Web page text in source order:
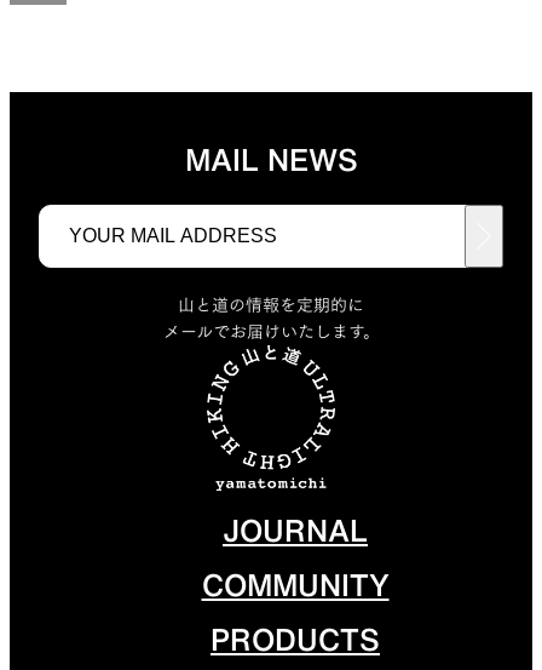
MAIL NEWS
山と道の情報を定期的に
メールでお届けいたします。
JOURNAL
COMMUNITY
PRODUCTS